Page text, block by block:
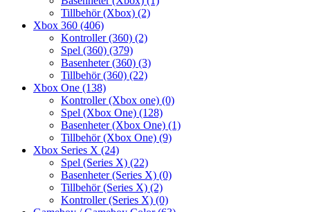
Tillbehör (Xbox) (2)
Xbox 360 (406)
Kontroller (360) (2)
Spel (360) (379)
Basenheter (360) (3)
Tillbehör (360) (22)
Xbox One (138)
Kontroller (Xbox one) (0)
Spel (Xbox One) (128)
Basenheter (Xbox One) (1)
Tillbehör (Xbox One) (9)
Xbox Series X (24)
Spel (Series X) (22)
Basenheter (Series X) (0)
Tillbehör (Series X) (2)
Kontroller (Series X) (0)